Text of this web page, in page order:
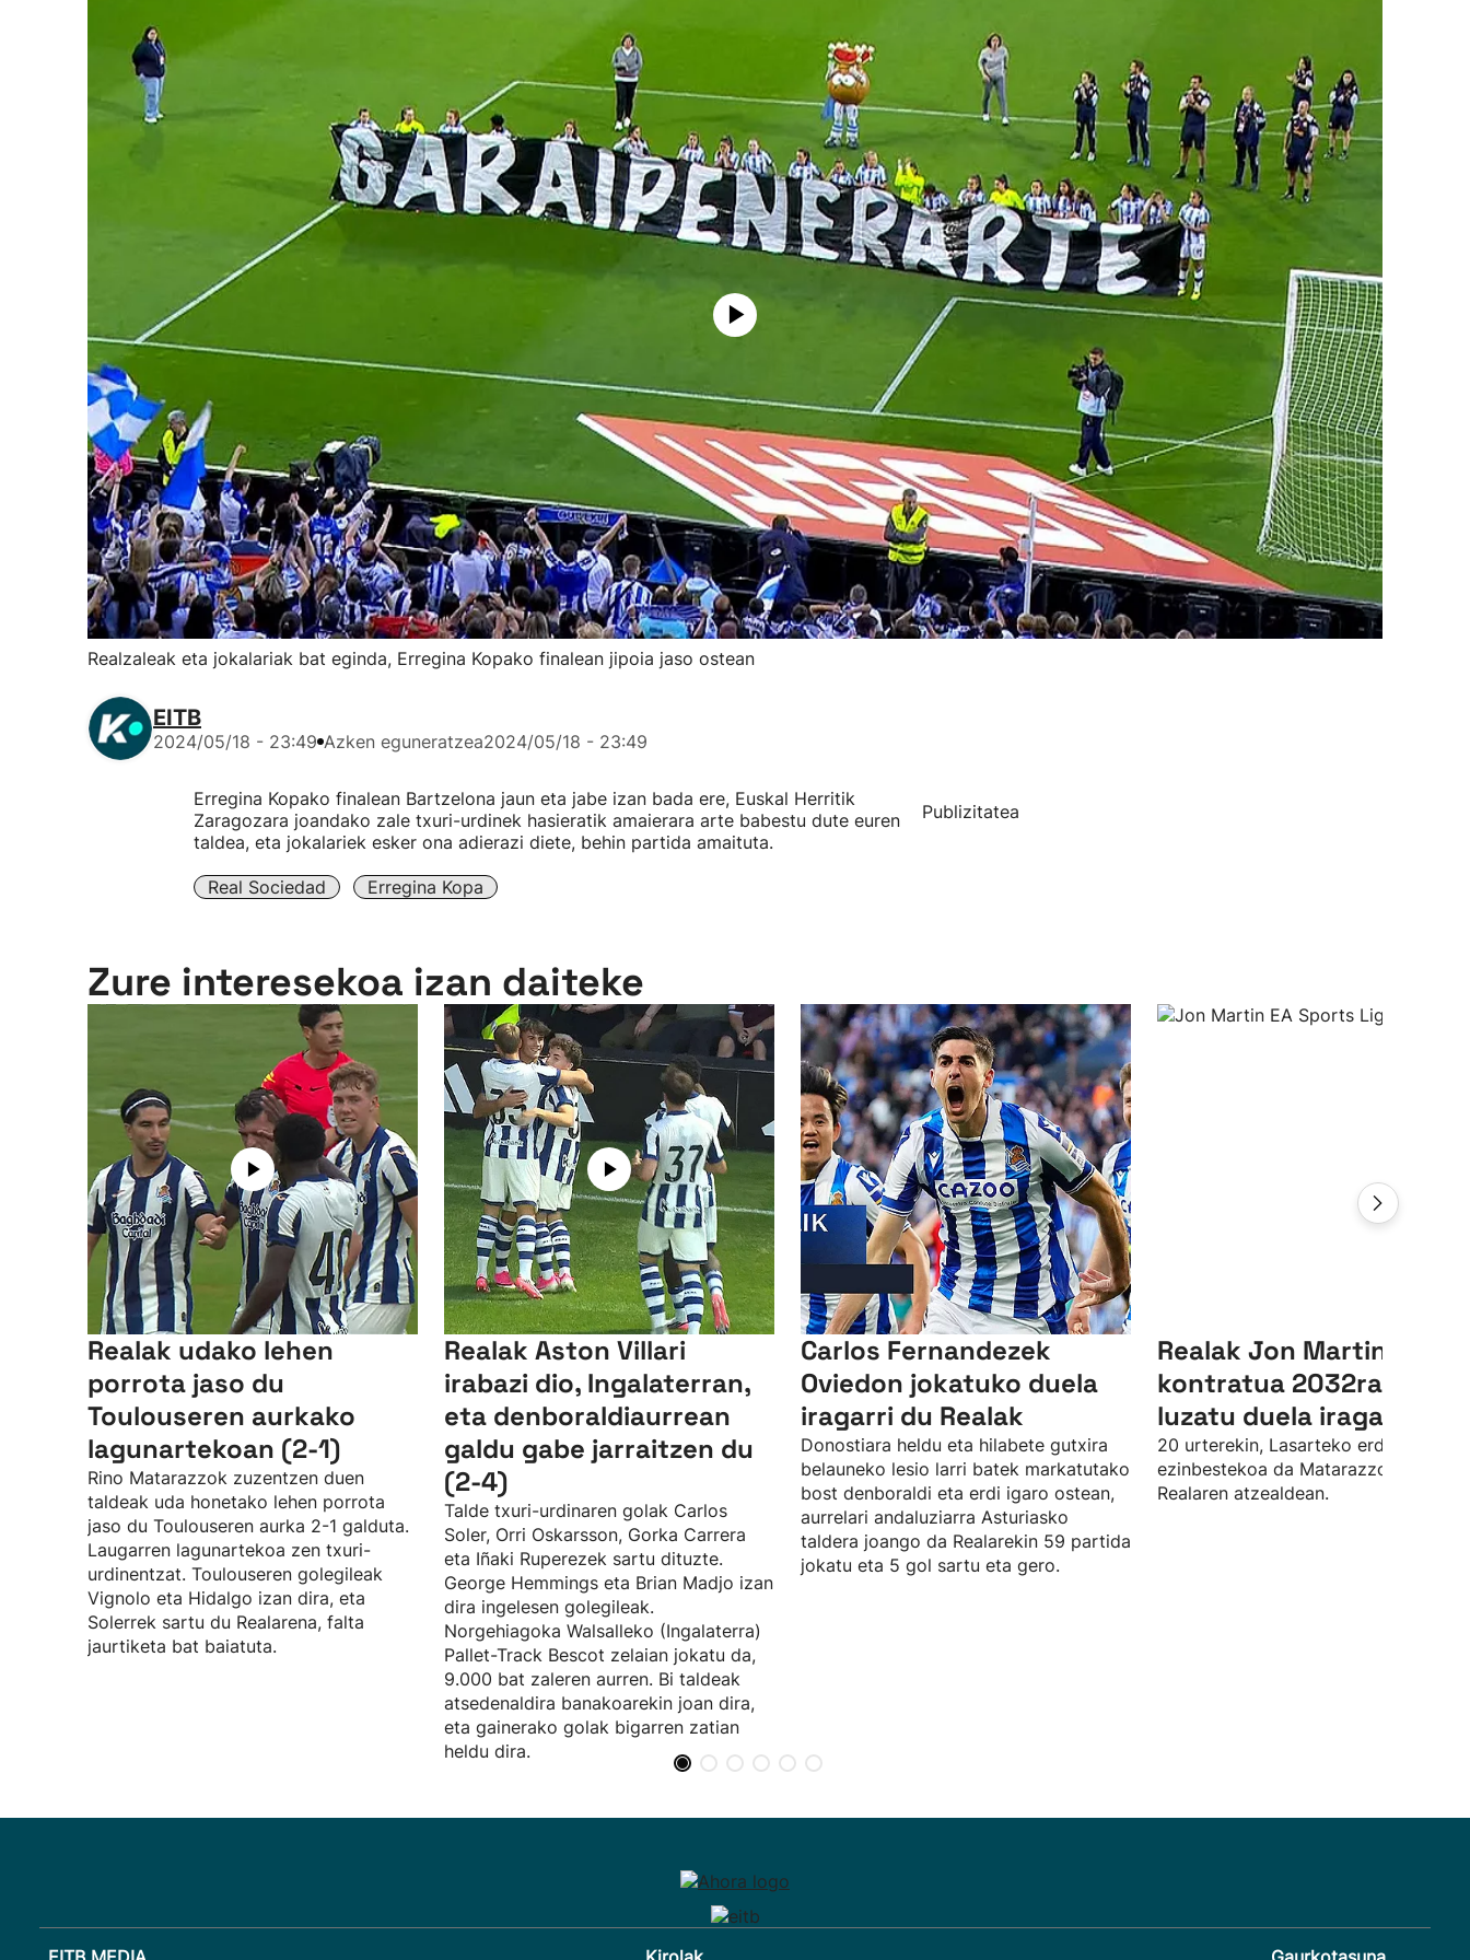
Realzaleak eta jokalariak bat eginda, Erregina Kopako finalean jipoia jaso ostean
EITB
2024/05/18 - 23:49 Azken eguneratzea2024/05/18 - 23:49
Erregina Kopako finalean Bartzelona jaun eta jabe izan bada ere, Euskal Herritik
Zaragozara joandako zale txuri-urdinek hasieratik amaierara arte babestu dute euren
taldea, eta jokalariek esker ona adierazi diete, behin partida amaituta.
Real Sociedad Erregina Kopa
Publizitatea
Zure interesekoa izan daiteke
Realak udako lehen
porrota jaso du
Toulouseren aurkako
lagunartekoan (2-1)
Rino Matarazzok zuzentzen duen
taldeak uda honetako lehen porrota
jaso du Toulouseren aurka 2-1 galduta.
Laugarren lagunartekoa zen txuri-
urdinentzat. Toulouseren golegileak
Vignolo eta Hidalgo izan dira, eta
Solerrek sartu du Realarena, falta
jaurtiketa bat baiatuta.
Realak Aston Villari
irabazi dio, Ingalaterran,
eta denboraldiaurrean
galdu gabe jarraitzen du
(2-4)
Talde txuri-urdinaren golak Carlos
Soler, Orri Oskarsson, Gorka Carrera
eta Iñaki Ruperezek sartu dituzte.
George Hemmings eta Brian Madjo izan
dira ingelesen golegileak.
Norgehiagoka Walsalleko (Ingalaterra)
Pallet-Track Bescot zelaian jokatu da,
9.000 bat zaleren aurren. Bi taldeak
atsedenaldira banakoarekin joan dira,
eta gainerako golak bigarren zatian
heldu dira.
Carlos Fernandezek
Oviedon jokatuko duela
iragarri du Realak
Donostiara heldu eta hilabete gutxira
belauneko lesio larri batek markatutako
bost denboraldi eta erdi igaro ostean,
aurrelari andaluziarra Asturiasko
taldera joango da Realarekin 59 partida
jokatu eta 5 gol sartu eta gero.
Realak Jon Martinen
kontratua 2032ra arte
luzatu duela iragarri du
20 urterekin, Lasarteko erdiko
ezinbestekoa da Matarazzorentzat
Realaren atzealdean.